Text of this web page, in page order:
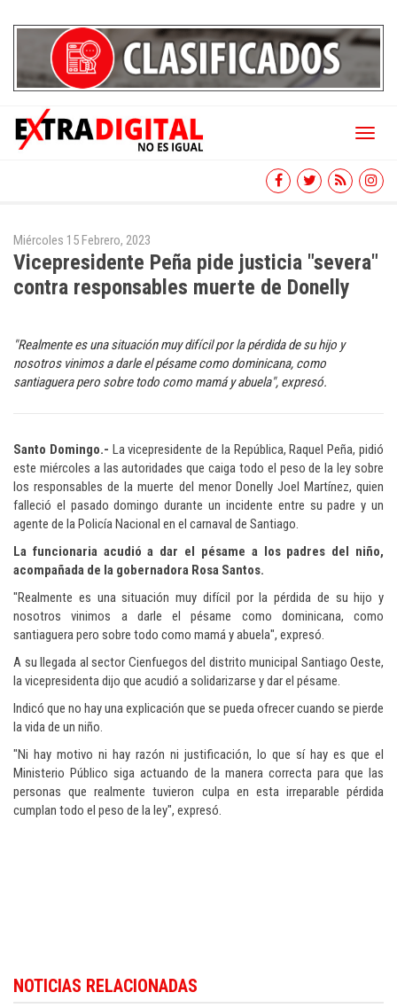
Toggle
Miércoles 15 Febrero, 2023
Vicepresidente Peña pide justicia "severa"
contra responsables muerte de Donelly
"Realmente es una situación muy difícil por la pérdida de su hijo y
nosotros vinimos a darle el pésame como dominicana, como
santiaguera pero sobre todo como mamá y abuela", expresó.
Santo Domingo.- La vicepresidente de la República, Raquel Peña, pidió
este miércoles a las autoridades que caiga todo el peso de la ley sobre
los responsables de la muerte del menor Donelly Joel Martínez, quien
falleció el pasado domingo durante un incidente entre su padre y un
agente de la Policía Nacional en el carnaval de Santiago.
La funcionaria acudió a dar el pésame a los padres del niño,
acompañada de la gobernadora Rosa Santos.
"Realmente es una situación muy difícil por la pérdida de su hijo y
nosotros vinimos a darle el pésame como dominicana, como
santiaguera pero sobre todo como mamá y abuela", expresó.
A su llegada al sector Cienfuegos del distrito municipal Santiago Oeste,
la vicepresidenta dijo que acudió a solidarizarse y dar el pésame.
Indicó que no hay una explicación que se pueda ofrecer cuando se pierde
la vida de un niño.
"Ni hay motivo ni hay razón ni justificación, lo que sí hay es que el
Ministerio Público siga actuando de la manera correcta para que las
personas que realmente tuvieron culpa en esta irreparable pérdida
cumplan todo el peso de la ley", expresó.
Republic news in English.
NOTICIAS RELACIONADAS